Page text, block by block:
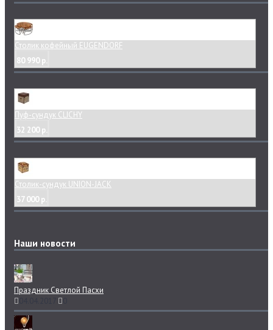
Столик кофейный EUGENDORF
80 990 р.
Пуф-сундук CLICHY
32 200 р.
Столик-сундук UNION-JACK
37 000 р.
Наши новости
Праздник Светлой Пасхи